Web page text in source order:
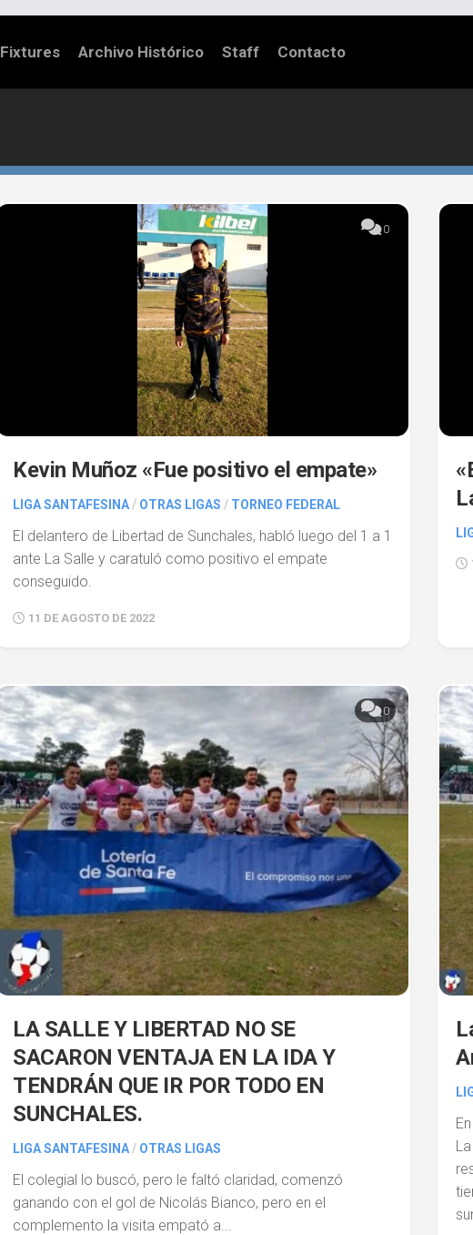
Fixtures Archivo Histórico Staff Contacto
0
Kevin Muñoz «Fue positivo el empate»
LIGA SANTAFESINA / OTRAS LIGAS / TORNEO FEDERAL
El delantero de Libertad de Sunchales, habló luego del 1 a 1
ante La Salle y caratuló como positivo el empate
conseguido.
11 DE AGOSTO DE 2022
0
LA SALLE Y LIBERTAD NO SE
SACARON VENTAJA EN LA IDA Y
TENDRÁN QUE IR POR TODO EN
SUNCHALES.
LIGA SANTAFESINA / OTRAS LIGAS
El colegial lo buscó, pero le faltó claridad, comenzó
ganando con el gol de Nicolás Bianco, pero en el
complemento la visita empató a...